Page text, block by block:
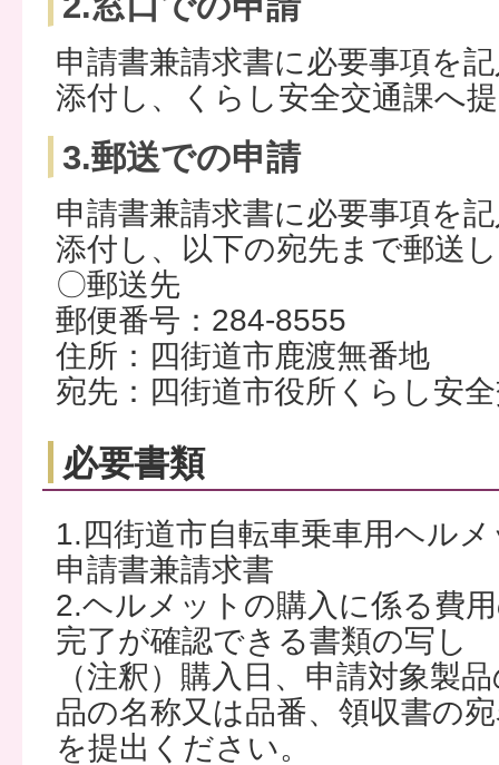
申請書兼請求書に必要事項を
添付し、くらし安全交通課へ
3.郵送での申請
申請書兼請求書に必要事項を
添付し、以下の宛先まで郵送
〇郵送先
郵便番号：284-8555
住所：四街道市鹿渡無番地
宛先：四街道市役所くらし安
必要書類
1.四街道市自転車乗車用ヘル
申請書兼請求書
2.ヘルメットの購入に係る費
完了が確認できる書類の写し
（注釈）購入日、申請対象製
品の名称又は品番、領収書の
を提出ください。